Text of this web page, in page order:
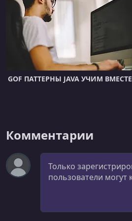
Strategy
УРОК 21.
Template
УРОК 22.
GOF ПАТТЕРНЫ JAVA УЧИМ ВМЕСТЕ
Комментарии
Комментарий